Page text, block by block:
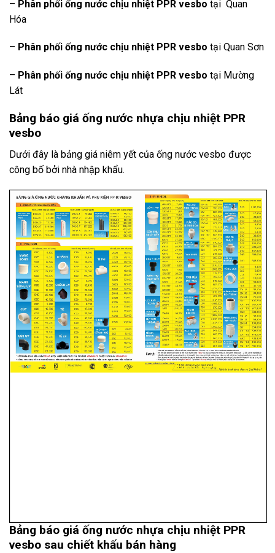
– Phân phối ống nước chịu nhiệt PPR vesbo tại Quan
Hóa
– Phân phối ống nước chịu nhiệt PPR vesbo tại Quan Sơn
– Phân phối ống nước chịu nhiệt PPR vesbo tại Mường
Lát
Bảng báo giá ống nước nhựa chịu nhiệt PPR
vesbo
Dưới đây là bảng giá niêm yết của ống nước vesbo được
công bố bởi nhà nhập khẩu.
Bảng báo giá ống nước nhựa chịu nhiệt PPR
vesbo sau chiết khấu bán hàng